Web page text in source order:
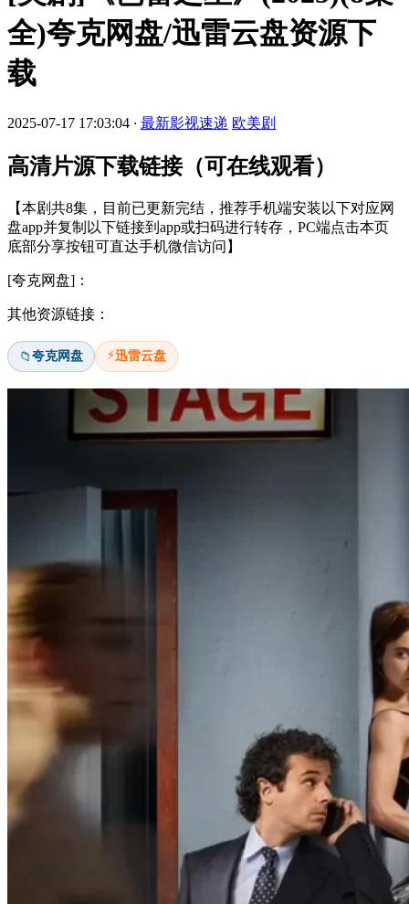
全)夸克网盘/迅雷云盘资源下
载
2025-07-17 17:03:04 · 最新影视速递 欧美剧
高清片源下载链接（可在线观看）
【本剧共8集，目前已更新完结，推荐手机端安装以下对应网
盘app并复制以下链接到app或扫码进行转存，PC端点击本页
底部分享按钮可直达手机微信访问】
[夸克网盘]：
其他资源链接：
📁夸克网盘 ⚡迅雷云盘